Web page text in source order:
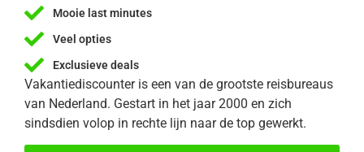
Mooie last minutes
Veel opties
Exclusieve deals
Vakantiediscounter is een van de grootste reisbureaus
van Nederland. Gestart in het jaar 2000 en zich
sindsdien volop in rechte lijn naar de top gewerkt.